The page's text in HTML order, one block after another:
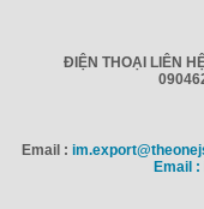
ĐIỆN THOẠI LIÊN
Email :
Email